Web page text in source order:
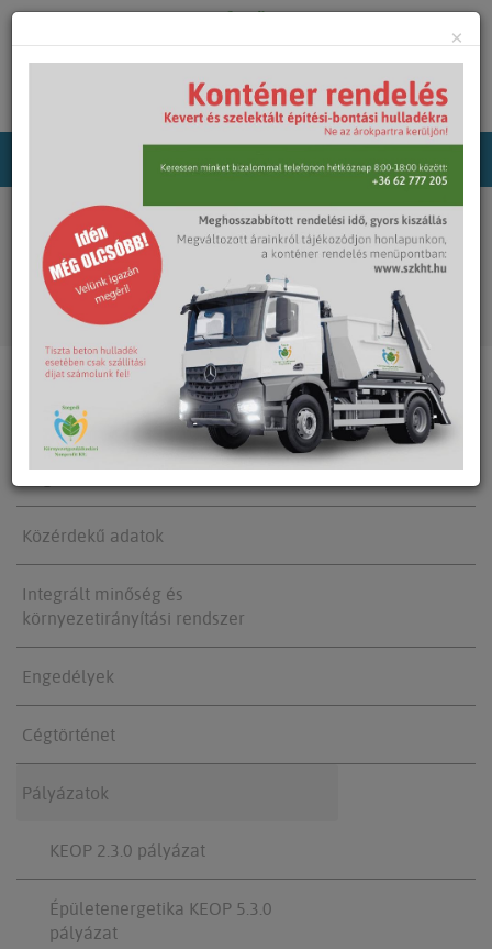
Főoldal Rólunk Pályázatok
KEOP-4.10.0/N
Cégünk alapadatai
Közérdekű adatok
Integrált minőség és
környezetirányítási rendszer
Engedélyek
Cégtörténet
Pályázatok
KEOP 2.3.0 pályázat
Épületenergetika KEOP 5.3.0
pályázat
×